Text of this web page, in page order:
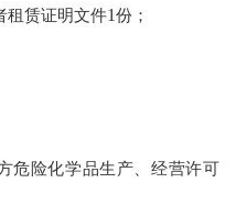
租赁证明文件1份；
危险化学品生产、经营许可